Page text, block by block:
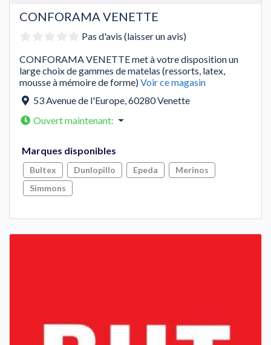
CONFORAMA VENETTE
Pas d'avis (laisser un avis)
CONFORAMA VENETTE met à votre disposition un
large choix de gammes de matelas (ressorts, latex,
mousse à mémoire de forme)Voir ce magasin
53 Avenue de l'Europe,60280Venette
Ouvert maintenant:
Marques disponibles
Bultex Dunlopillo Epeda
Merinos
Simmons